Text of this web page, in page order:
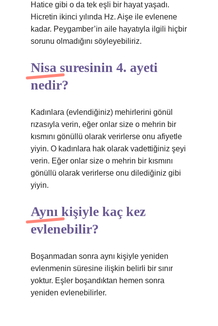
Hatice gibi o da tek eşli bir hayat yaşadı.
Hicretin ikinci yılında Hz. Aişe ile evlenene
kadar. Peygamber’in aile hayatıyla ilgili hiçbir
sorunu olmadığını söyleyebiliriz.
Nisa suresinin 4. ayeti
nedir?
Kadınlara (evlendiğiniz) mehirlerini gönül
rızasıyla verin, eğer onlar size o mehrin bir
kısmını gönüllü olarak verirlerse onu afiyetle
yiyin. O kadınlara hak olarak vadettiğiniz şeyi
verin. Eğer onlar size o mehrin bir kısmını
gönüllü olarak verirlerse onu dilediğiniz gibi
yiyin.
Aynı kişiyle kaç kez
evlenebilir?
Boşanmadan sonra aynı kişiyle yeniden
evlenmenin süresine ilişkin belirli bir sınır
yoktur. Eşler boşandıktan hemen sonra
yeniden evlenebilirler.